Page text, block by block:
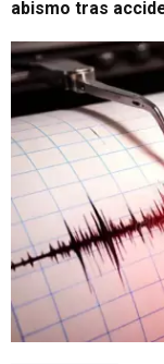
abismo tras